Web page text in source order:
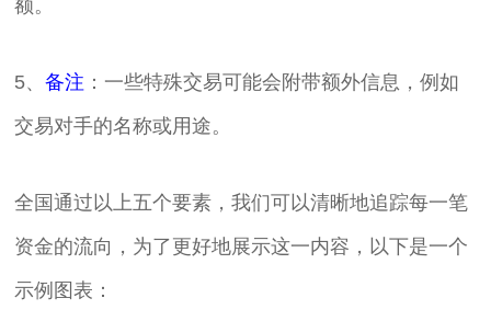
额。
5、备注 ：一些特殊交易可能会附带额外信息，例如
交易对手的名称或用途。
全国通过以上五个要素，我们可以清晰地追踪每一笔
资金的流向，为了更好地展示这一内容，以下是一个
示例图表：